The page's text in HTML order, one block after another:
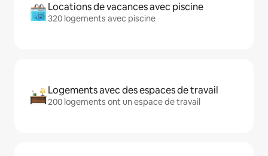
Locations de vacances avec piscine
320 logements avec piscine
Logements avec des espaces de travail
200 logements ont un espace de travail